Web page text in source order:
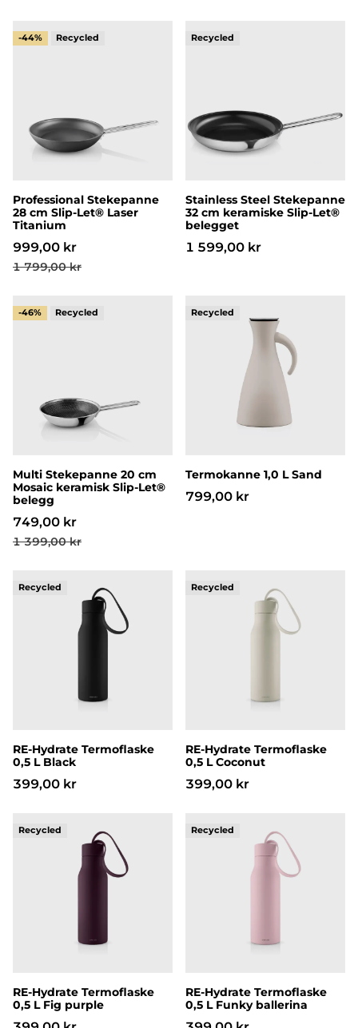
-44%
Professional Stekepanne
28 cm Slip-Let® Laser
Titanium
999,00 kr
1 799,00 kr
Stainless Steel Stekepanne
32 cm keramiske Slip-Let®
belegget
1 599,00 kr
-46%
Multi Stekepanne 20 cm
Mosaic keramisk Slip-Let®
belegg
749,00 kr
1 399,00 kr
Termokanne 1,0 L Sand
799,00 kr
RE-Hydrate Termoflaske
0,5 L Black
399,00 kr
RE-Hydrate Termoflaske
0,5 L Coconut
399,00 kr
RE-Hydrate Termoflaske
0,5 L Fig purple
RE-Hydrate Termoflaske
0,5 L Funky ballerina